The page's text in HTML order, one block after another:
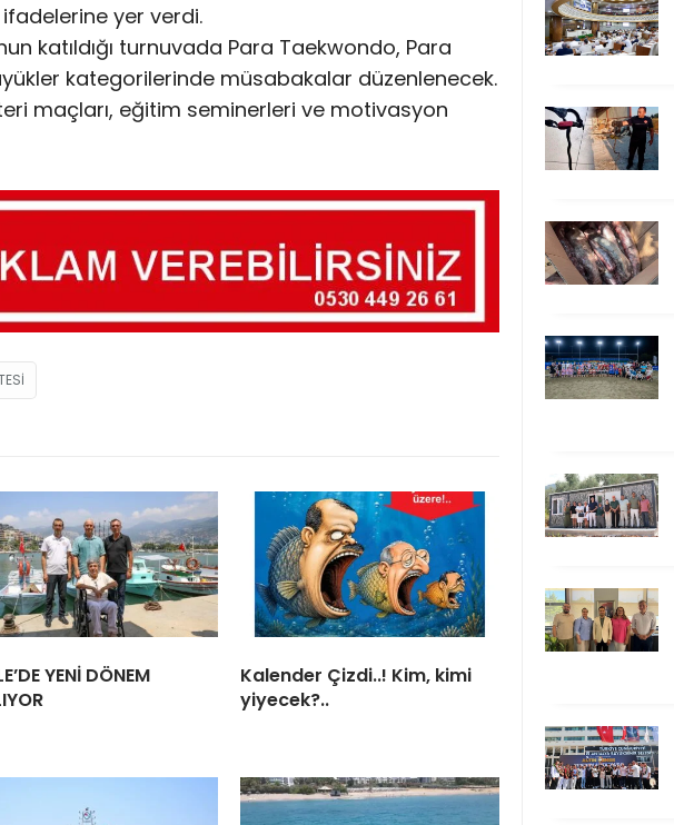
yer verdi.
katıldığı turnuvada Para Taekwondo, Para
kategorilerinde müsabakalar düzenlenecek.
maçları, eğitim seminerleri ve motivasyon
YENİ DÖNEM
Kalender Çizdi..! Kim, kimi
yiyecek?..